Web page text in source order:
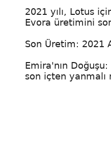
2021 yılı, Lotus
Evora üretimini
Son Üretim: 2021
Emira'nın
son içten yanmalı